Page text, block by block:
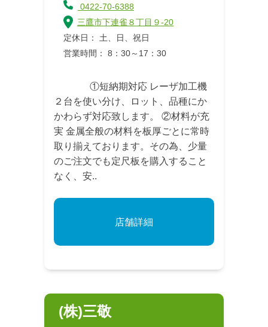
0422-70-6388
三鷹市下連雀８丁目９-20
定休日： 土、日、祝日
営業時間： 8：30～17：30
①短納期対応 レーザ加工機
２台を使い分け、ロット、品種にか
かわらず対応致します。 ②材料が充
実 金属全般の材料を板厚ごとに常時
取り揃えております。その為、少量
のご注文でも定尺板を購入すること
なく、安..
店舗詳細
(株)三敬